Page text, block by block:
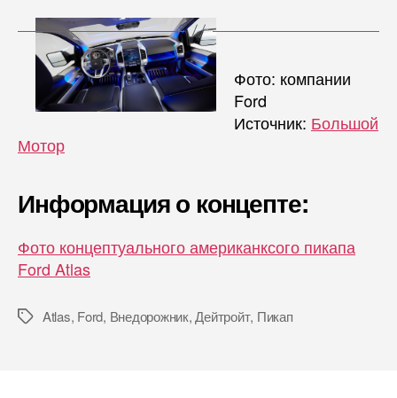
Фото: компании
Ford
Источник: Большой
Мотор
Информация о концепте:
Фото концептуального американксого пикапа
Ford Atlas
МеткиAtlas, Ford, Внедорожник, Дейтройт, Пикап